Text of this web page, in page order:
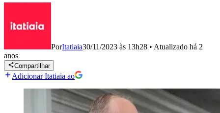
PorItatiaia30/11/2023 às 13h28 • Atualizado há 2
anos
Compartilhar
Adicionar Itatiaia ao